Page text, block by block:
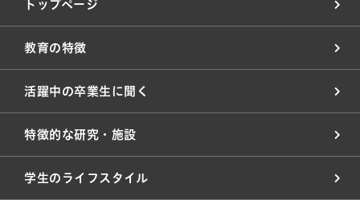
トップページ
教育の特徴
活躍中の卒業生に聞く
特徴的な研究・施設
学生のライフスタイル